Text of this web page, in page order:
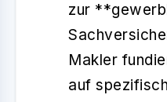
zur
Makler
auf